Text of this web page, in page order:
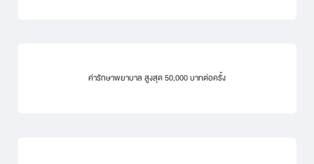
ค่ารักษาพยาบาล สูงสุด 50,000 บาทต่อครั้ง